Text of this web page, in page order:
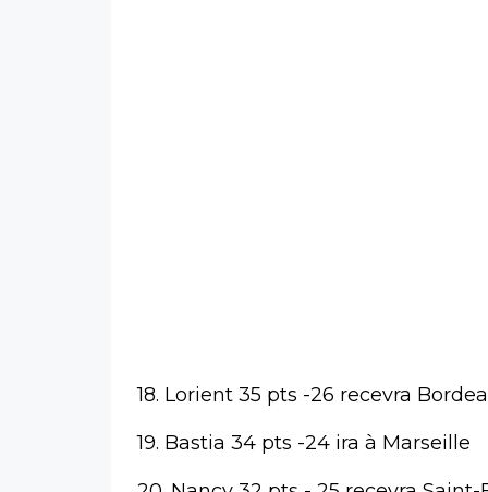
18. Lorient 35 pts -26 recevra
19. Bastia 34 pts -24 ira à Marseille